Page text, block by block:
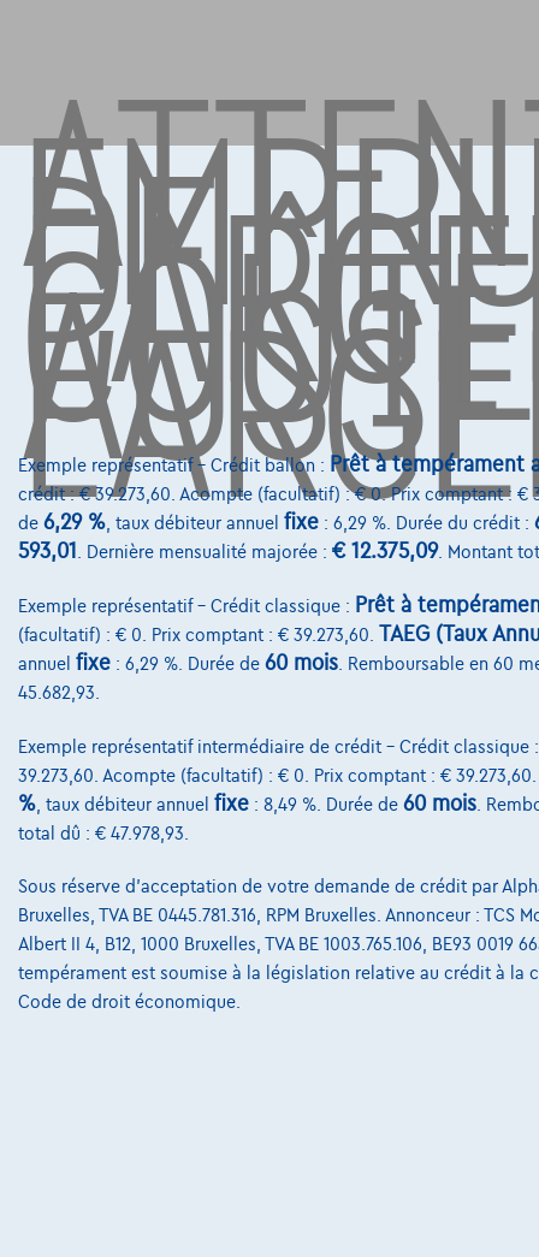
DE
COÛTE
Exemple représentatif – Crédit ballon : Prêt à tempérament
crédit : € 39.273,60. Acompte (facultatif) : € 0. Prix comptant : €
de 6,29 % , taux débiteur annuel fixe : 6,29 %. Durée du crédit :
593,01
. Dernière mensualité majorée : € 12.375,09. Montant
Exemple représentatif – Crédit classique : Prêt à
(facultatif) : € 0. Prix comptant : € 39.273,60. TAEG (Taux
annuel fixe : 6,29 %. Durée de 60 mois . Remboursable en 60
45.682,93.
Exemple représentatif intermédiaire de crédit – Crédit classique
39.273,60. Acompte (facultatif) : € 0. Prix comptant : €
% , taux débiteur annuel fixe : 8,49 %. Durée de 60 mois .
total dû : € 47.978,93.
Sous réserve d'acceptation de votre demande de crédit par
Bruxelles, TVA BE 0445.781.316, RPM Bruxelles. Annonceur :
Albert II 4, B12, 1000 Bruxelles, TVA BE 1003.765.106, BE93 0019
tempérament est soumise à la législation relative au crédit à la
Code de droit économique.